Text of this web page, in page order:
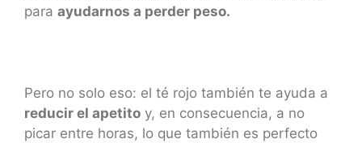
para ayudarnos a perder peso.
Pero no solo eso: el té rojo también te ayuda a
reducir el apetito y, en consecuencia, a no
picar entre horas, lo que también es perfecto